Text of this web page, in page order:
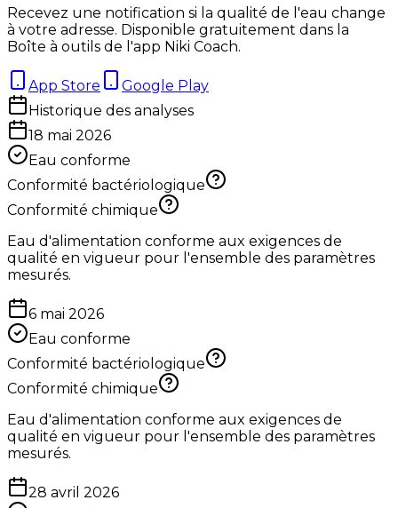
Recevez une notification si la qualité de l'eau change
à votre adresse. Disponible gratuitement dans la
Boîte à outils de l'app Niki Coach.
App Store
Google Play
Historique des analyses
18 mai 2026
Eau conforme
Conformité bactériologique
Conformité chimique
Eau d'alimentation conforme aux exigences de
qualité en vigueur pour l'ensemble des paramètres
mesurés.
6 mai 2026
Eau conforme
Conformité bactériologique
Conformité chimique
Eau d'alimentation conforme aux exigences de
qualité en vigueur pour l'ensemble des paramètres
mesurés.
28 avril 2026